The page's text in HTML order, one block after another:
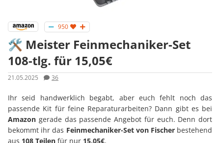
950
🛠️ Meister Feinmechaniker-Set
108-tlg. für 15,05€
21.05.2025 36
Ihr seid handwerklich begabt, aber euch fehlt noch das
passende Kit für feine Reparaturarbeiten? Dann gibt es bei
Amazon gerade das passende Angebot für euch. Denn dort
bekommt ihr das Feinmechaniker-Set von Fischerbestehend
aus 108 Teilen für nur 15,05€.